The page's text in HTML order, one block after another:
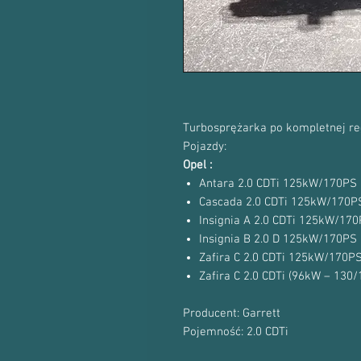
Turbosprężarka po kompletnej
Pojazdy:
Opel :
Antara 2.0 CDTi 125kW/170PS
Cascada 2.0 CDTi 125kW/
Insignia A 2.0 CDTi 125kW/
Insignia B 2.0 D 125kW/170PS
Zafira C 2.0 CDTi 125kW/170PS
Zafira C 2.0 CDTi (96kW – 130/
Producent: Garrett
Pojemność: 2.0 CDTi